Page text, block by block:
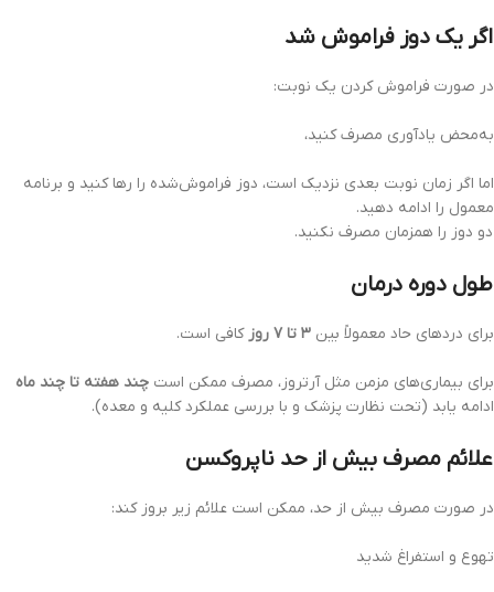
اگر یک دوز فراموش شد
در صورت فراموش کردن یک نوبت:
به‌محض یادآوری مصرف کنید،
اما اگر زمان نوبت بعدی نزدیک است، دوز فراموش‌شده را رها کنید و برنامه
معمول را ادامه دهید.
دو دوز را همزمان مصرف نکنید.
طول دوره درمان
برای دردهای حاد معمولاً بین ۳ تا ۷ روز کافی است.
برای بیماری‌های مزمن مثل آرتروز، مصرف ممکن است چند هفته تا چند ماه
ادامه یابد (تحت نظارت پزشک و با بررسی عملکرد کلیه و معده).
علائم مصرف بیش از حد ناپروکسن
در صورت مصرف بیش از حد، ممکن است علائم زیر بروز کند:
تهوع و استفراغ شدید